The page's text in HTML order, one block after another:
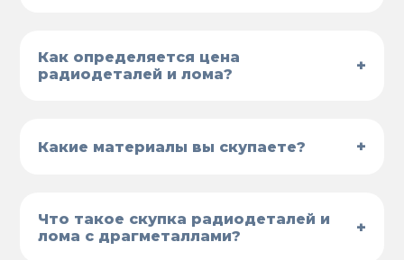
Как определяется цена
радиодеталей и лома?
+
Какие материалы вы скупаете? +
Что такое скупка радиодеталей и
лома с драгметаллами?
+